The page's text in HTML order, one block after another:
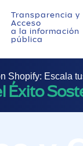
Transparencia y
Acceso
a la información
pública
Shopify: Escala
Éxito